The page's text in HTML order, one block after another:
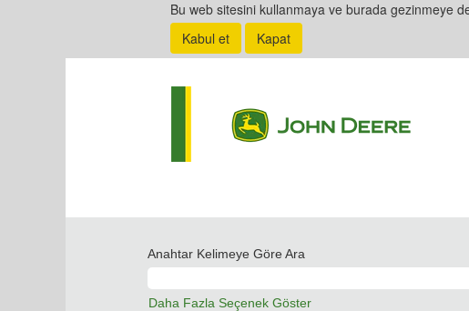
Bu web sitesini kullanmaya ve burada gezinmeye
Kabul et
Kapat
Anahtar Kelimeye Göre Ara
Daha Fazla Seçenek Göster